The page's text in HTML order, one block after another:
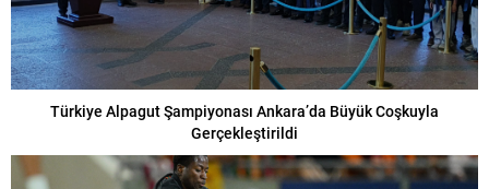
Türkiye Alpagut Şampiyonası Ankara’da Büyük Coşkuyla
Gerçekleştirildi